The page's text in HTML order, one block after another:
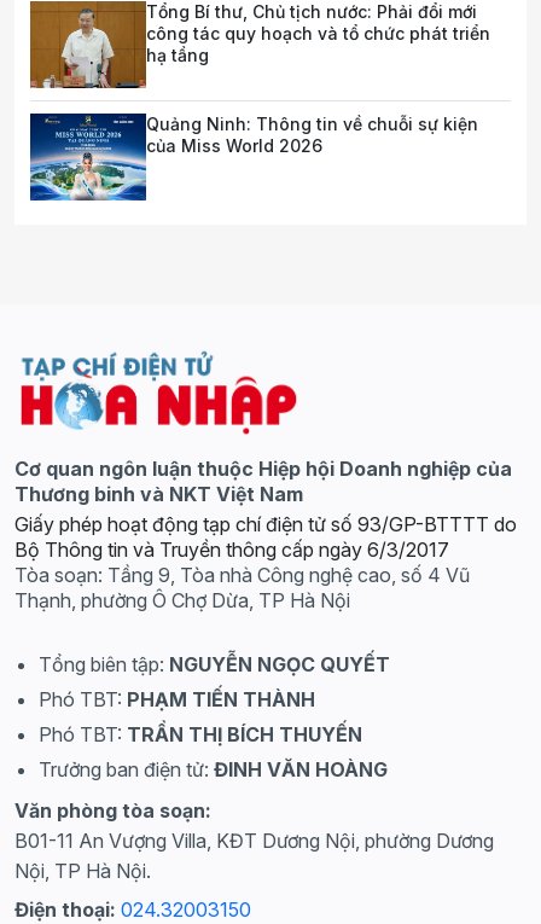
Tổng Bí thư, Chủ tịch nước: Phải đổi mới
công tác quy hoạch và tổ chức phát triển
hạ tầng
Quảng Ninh: Thông tin về chuỗi sự kiện
của Miss World 2026
Cơ quan ngôn luận thuộc Hiệp hội Doanh nghiệp của
Thương binh và NKT Việt Nam
Giấy phép hoạt động tạp chí điện tử số 93/GP-BTTTT do
Bộ Thông tin và Truyền thông cấp ngày 6/3/2017
Tòa soạn: Tầng 9, Tòa nhà Công nghệ cao, số 4 Vũ
Thạnh, phường Ô Chợ Dừa, TP Hà Nội
Tổng biên tập: NGUYỄN NGỌC QUYẾT
Phó TBT: PHẠM TIẾN THÀNH
Phó TBT: TRẦN THỊ BÍCH THUYẾN
Trưởng ban điện tử: ĐINH VĂN HOÀNG
Văn phòng tòa soạn:
B01-11 An Vượng Villa, KĐT Dương Nội, phường Dương
Nội, TP Hà Nội.
Điện thoại: 024.32003150